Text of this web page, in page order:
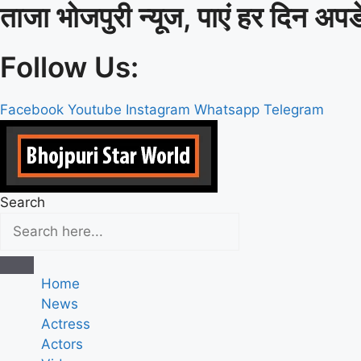
Skip
to
ताजा भोजपुरी न्यूज, पाएं हर दिन
Follow Us:
Facebook Youtube Instagram Whatsapp Telegram
Search
Home
News
Actress
Actors